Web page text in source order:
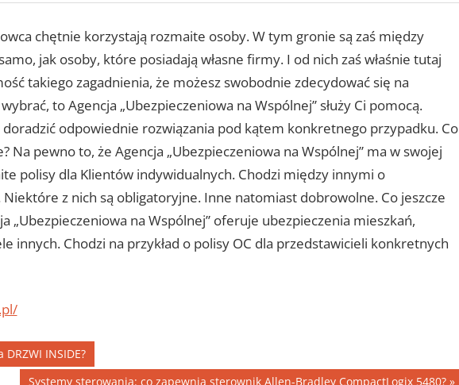
chętnie korzystają rozmaite osoby. W tym gronie są zaś między
jak osoby, które posiadają własne firmy. I od nich zaś właśnie tutaj
takiego zagadnienia, że możesz swobodnie zdecydować się na
to Agencja „Ubezpieczeniowa na Wspólnej” służy Ci pomocą.
odpowiednie rozwiązania pod kątem konkretnego przypadku. Co
Na pewno to, że Agencja „Ubezpieczeniowa na Wspólnej” ma w swojej
polisy dla Klientów indywidualnych. Chodzi między innymi o
z nich są obligatoryjne. Inne natomiast dobrowolne. Co jeszcze
„Ubezpieczeniowa na Wspólnej” oferuje ubezpieczenia mieszkań,
innych. Chodzi na przykład o polisy OC dla przedstawicieli konkretnych
INSIDE?
Next
Systemy sterowania: co zapewnia sterownik Allen-Bradley CompactLogix 5480?